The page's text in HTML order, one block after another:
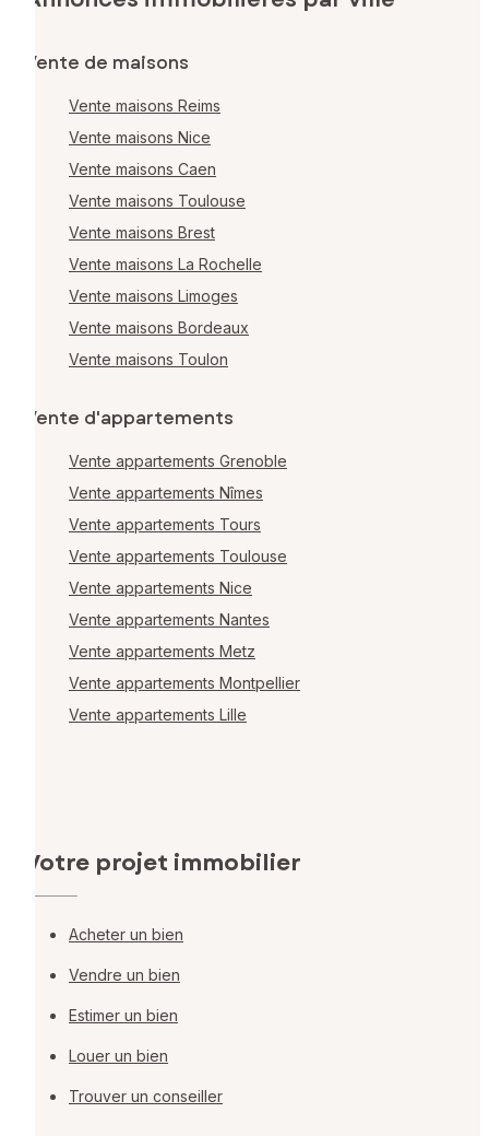
Vente de maisons
Vente maisons Reims
Vente maisons Nice
Vente maisons Caen
Vente maisons Toulouse
Vente maisons Brest
Vente maisons La Rochelle
Vente maisons Limoges
Vente maisons Bordeaux
Vente maisons Toulon
Vente d'appartements
Vente appartements Grenoble
Vente appartements Nîmes
Vente appartements Tours
Vente appartements Toulouse
Vente appartements Nice
Vente appartements Nantes
Vente appartements Metz
Vente appartements Montpellier
Vente appartements Lille
Votre projet immobilier
Acheter un bien
Vendre un bien
Estimer un bien
Louer un bien
Trouver un conseiller